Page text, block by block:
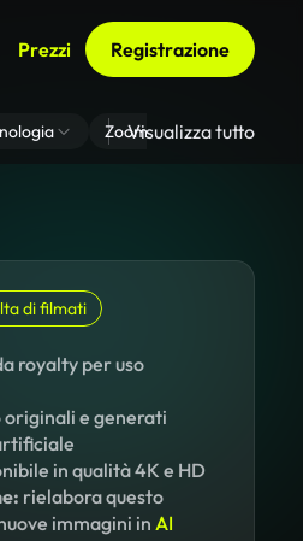
Prezzi Registrazione
Zoom Di Sfondo Virtuale
Visualizza tutto
di filmati
royalty per uso
originali e generati
in qualità 4K e HD
rielabora questo
immagini inAI